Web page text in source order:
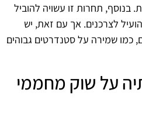
בנוסף, תחרות זו עשויה להוביל
לצרכנים. אך עם זאת, יש
כמו שמירה על סטנדרטים גבוהים
על שוק מחממי